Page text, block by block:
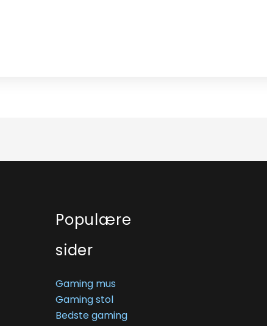
Populære
sider
Gaming mus
Gaming stol
Bedste gaming